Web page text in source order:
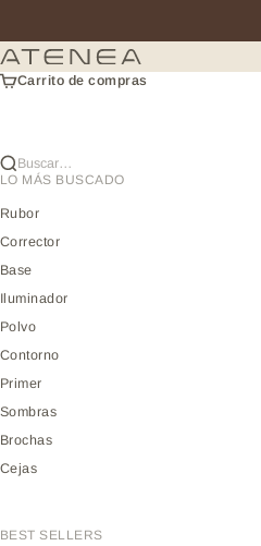
Atenea profesional
Carrito de compras
Buscar…
LO MÁS BUSCADO
Rubor
Corrector
Base
Iluminador
Polvo
Contorno
Primer
Sombras
Brochas
Cejas
BEST SELLERS